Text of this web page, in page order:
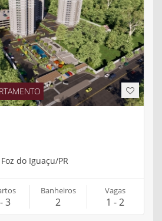
do Iguaçu/PR
3
Banheiros
2
Vagas
1 - 2